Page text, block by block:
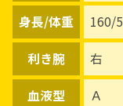
身長/体重 160/
利き腕 右
血液型 Ａ